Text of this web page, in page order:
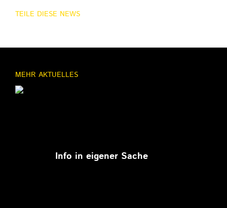
TEILE DIESE NEWS
MEHR AKTUELLES
Info in eigener Sache